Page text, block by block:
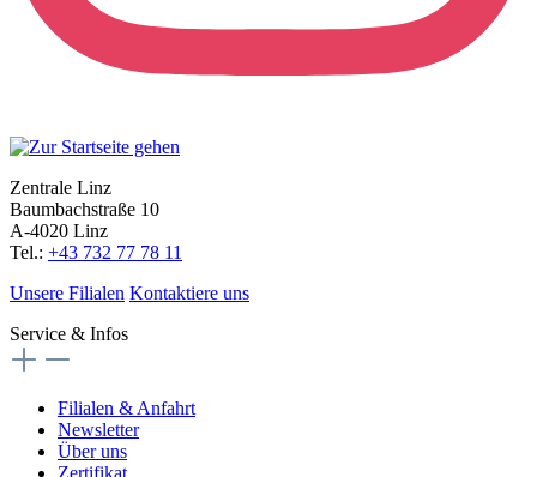
Zentrale Linz
Baumbachstraße 10
A-4020 Linz
Tel.: +43 732 77 78 11
Unsere Filialen Kontaktiere uns
Service & Infos
Filialen & Anfahrt
Newsletter
Über uns
Zertifikat